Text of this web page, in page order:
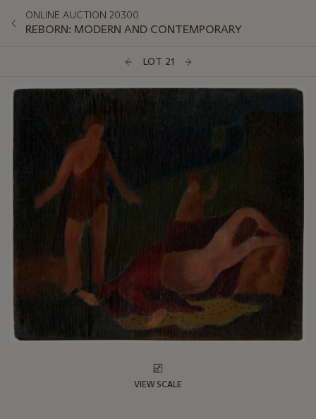
ONLINE AUCTION 20300
REBORN: MODERN AND CONTEMPORARY
LOT 21
VIEW SCALE